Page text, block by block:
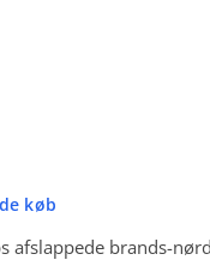
køb
afslappede brands-